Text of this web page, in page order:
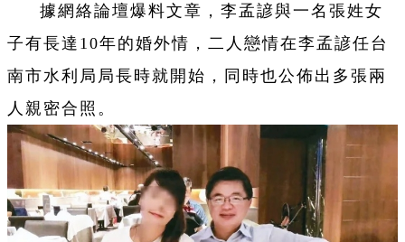
據網絡論壇爆料文章，李孟諺與一名張姓女
子有長達10年的婚外情，二人戀情在李孟諺任台
南市水利局局長時就開始，同時也公佈出多張兩
人親密合照。